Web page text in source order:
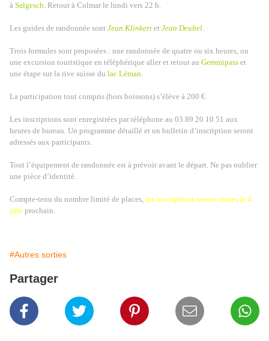
à Salgesch. Retour à Colmar le lundi vers 22 h.
Les guides de randonnée sont Jean Klinkert et Jean Deubel.
Trois formules sont proposées : une randonnée de quatre ou six heures, ou
une excursion touristique en téléphérique aller et retour au Gemmipass et
une étape sur la rive suisse du lac Léman.
La participation tout compris (hors boissons) s’élève à 200 €.
Les inscriptions sont enregistrées par téléphone au 03 89 20 10 51 aux
heures de bureau. Un programme détaillé et un bulletin d’inscription seront
adressés aux participants.
Tout l’équipement de randonnée est à prévoir avant le départ. Ne pas oublier
une pièce d’identité.
Compte-tenu du nombre limité de places, les inscriptions seront closes le 4
juin prochain.
#Autres sorties
Partager